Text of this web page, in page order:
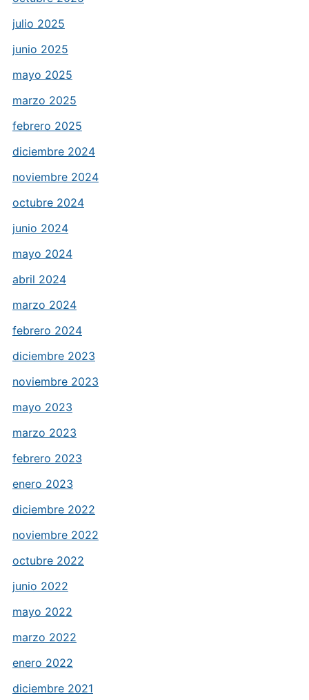
julio 2025
junio 2025
mayo 2025
marzo 2025
febrero 2025
diciembre 2024
noviembre 2024
octubre 2024
junio 2024
mayo 2024
abril 2024
marzo 2024
febrero 2024
diciembre 2023
noviembre 2023
mayo 2023
marzo 2023
febrero 2023
enero 2023
diciembre 2022
noviembre 2022
octubre 2022
junio 2022
mayo 2022
marzo 2022
enero 2022
diciembre 2021